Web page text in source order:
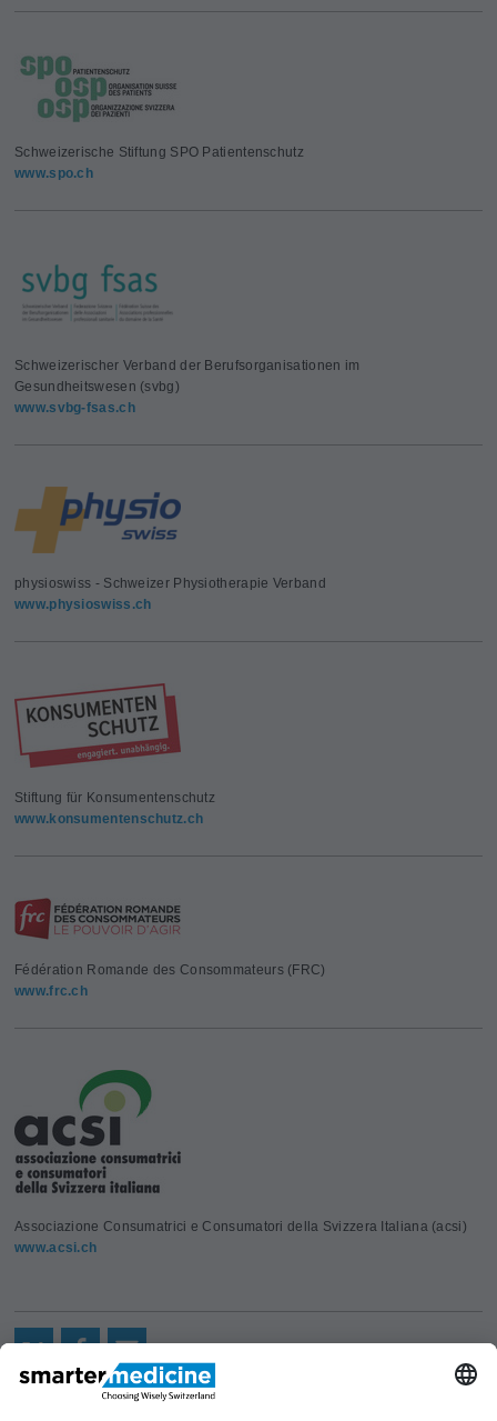
Schweizerische Stiftung SPO Patientenschutz
www.spo.ch
Schweizerischer Verband der Berufsorganisationen im
Gesundheitswesen (svbg)
www.svbg-fsas.ch
physioswiss - Schweizer Physiotherapie Verband
www.physioswiss.ch
Stiftung für Konsumentenschutz
www.konsumentenschutz.ch
Fédération Romande des Consommateurs (FRC)
www.frc.ch
Associazione Consumatrici e Consumatori della Svizzera Italiana (acsi)
www.acsi.ch
Forschung